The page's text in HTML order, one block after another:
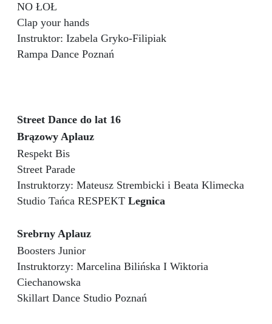
NO ŁOŁ
Clap your hands
Instruktor: Izabela Gryko-Filipiak
Rampa Dance Poznań
Street Dance do lat 16
Brązowy Aplauz
Respekt Bis
Street Parade
Instruktorzy: Mateusz Strembicki i Beata Klimecka
Studio Tańca RESPEKT Legnica
Srebrny Aplauz
Boosters Junior
Instruktorzy: Marcelina Bilińska I Wiktoria
Ciechanowska
Skillart Dance Studio Poznań